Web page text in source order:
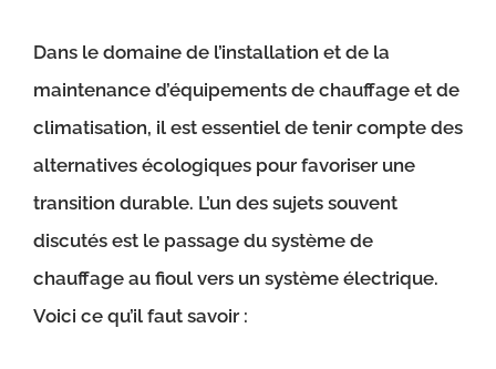
Dans le domaine de l’installation et de la
maintenance d’équipements de chauffage et de
climatisation, il est essentiel de tenir compte des
alternatives écologiques pour favoriser une
transition durable. L’un des sujets souvent
discutés est le passage du système de
chauffage au fioul vers un système électrique.
Voici ce qu’il faut savoir :